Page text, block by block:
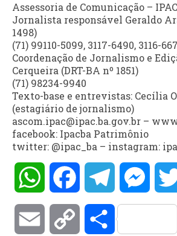
Assessoria de Comunicação –
Jornalista responsável Geraldo
1498)
(71) 99110-5099, 3117-6490, 3116-
Coordenação de Jornalismo e
Cerqueira (DRT-BA nº 1851)
(71) 98234-9940
Texto-base e entrevistas: Cecília
(estagiário de jornalismo)
ascom.ipac@ipac.ba.gov.br –
facebook: Ipacba Patrimônio
twitter: @ipac_ba – instagram:
WhatsAppFacebookTelegram
Email Copy Compartilhar